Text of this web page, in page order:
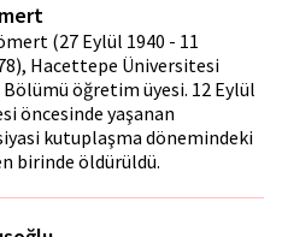
(27 Eylül 1940 - 11
Hacettepe Üniversitesi
öğretim üyesi. 12 Eylül
öncesinde yaşanan
kutuplaşma dönemindeki
birinde öldürüldü.